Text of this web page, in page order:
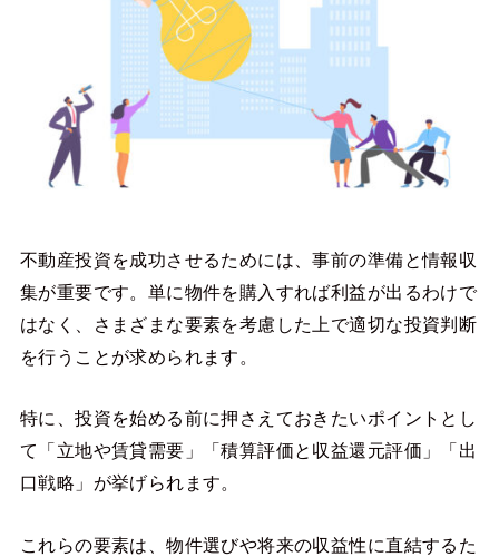
不動産投資を成功させるためには、事前の準備と情報収
集が重要です。単に物件を購入すれば利益が出るわけで
はなく、さまざまな要素を考慮した上で適切な投資判断
を行うことが求められます。
特に、投資を始める前に押さえておきたいポイントとし
て「立地や賃貸需要」「積算評価と収益還元評価」「出
口戦略」が挙げられます。
これらの要素は、物件選びや将来の収益性に直結するた